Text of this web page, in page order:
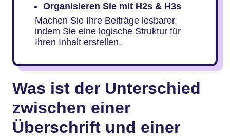
Organisieren Sie mit H2s & H3s
Machen Sie Ihre Beiträge lesbarer,
indem Sie eine logische Struktur für
Ihren Inhalt erstellen.
Was ist der Unterschied
zwischen einer
Überschrift und einer